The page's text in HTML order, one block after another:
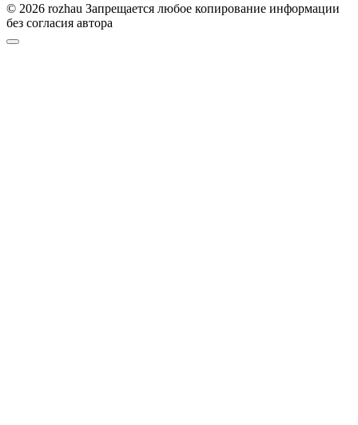
© 2026 rozhau Запрещается любое копирование информации
без согласия автора